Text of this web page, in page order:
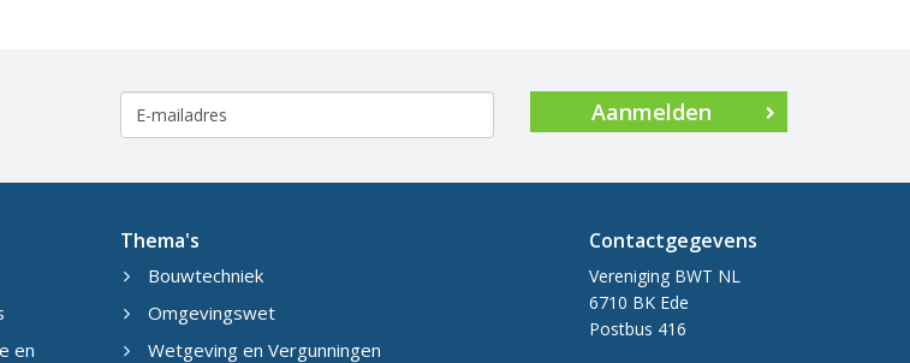
Aanmelden
en
Thema's
Bouwtechniek
Omgevingswet
Wetgeving en Vergunningen
Contactgegevens
Vereniging BWT NL
6710 BK Ede
Postbus 416